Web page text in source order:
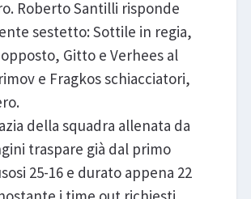
Roberto Santilli risponde
sestetto: Sottile in regia,
Gitto e Verhees al
e Fragkos schiacciatori,
della squadra allenata da
traspare già dal primo
25-16 e durato appena 22